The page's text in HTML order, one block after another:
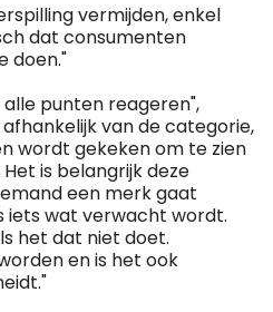
vermijden, enkel
dat consumenten
doen."
punten reageren",
van de categorie,
wordt gekeken om te zien
is belangrijk deze
een merk gaat
iets wat verwacht wordt.
het dat niet doet.
en is het ook